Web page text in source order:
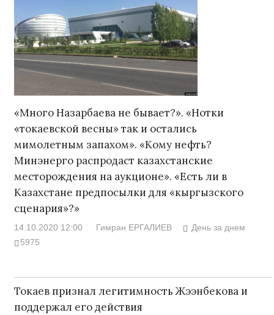
«Много Назарбаева не бывает?». «Нотки
«токаевской весны» так и остались
мимолетным запахом». «Кому нефть?
Минэнерго распродаст казахстанские
месторождения на аукционе». «Есть ли в
Казахстане предпосылки для «кыргызского
сценария»?»
14.10.2020 12:00 Гимран ЕРГАЛИЕВ
День за днем
5975
Токаев признал легитимность Жээнбекова и
поддержал его действия